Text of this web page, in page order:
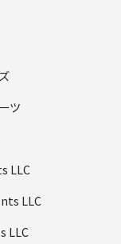
ツ
LLC
LLC
LLC